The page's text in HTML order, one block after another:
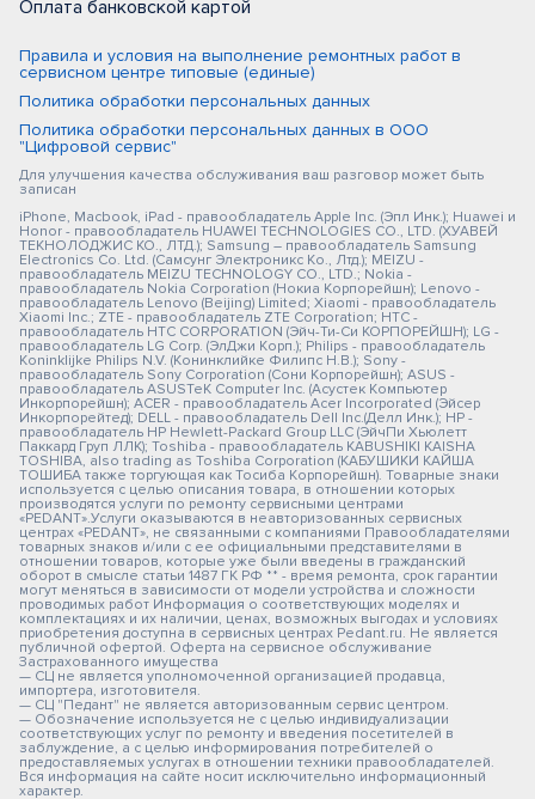
Оплата банковской картой
Правила и условия на выполнение ремонтных работ в
сервисном центре типовые (единые)
Политика обработки персональных данных
Политика обработки персональных данных в ООО
"Цифровой сервис"
Для улучшения качества обслуживания ваш разговор может быть
записан
iPhone, Macbook, iPad - правообладатель Apple Inc. (Эпл Инк.); Huawei и
Honor - правообладатель HUAWEI TECHNOLOGIES CO., LTD. (ХУАВЕЙ
ТЕКНОЛОДЖИС КО., ЛТД.); Samsung – правообладатель Samsung
Electronics Co. Ltd. (Самсунг Электроникс Ко., Лтд.); MEIZU -
правообладатель MEIZU TECHNOLOGY CO., LTD.; Nokia -
правообладатель Nokia Corporation (Нокиа Корпорейшн); Lenovo -
правообладатель Lenovo (Beijing) Limited; Xiaomi - правообладатель
Xiaomi Inc.; ZTE - правообладатель ZTE Corporation; HTC -
правообладатель HTC CORPORATION (Эйч-Ти-Си КОРПОРЕЙШН); LG -
правообладатель LG Corp. (ЭлДжи Корп.); Philips - правообладатель
Koninklijke Philips N.V. (Конинклийке Филипс Н.В.); Sony -
правообладатель Sony Corporation (Сони Корпорейшн); ASUS -
правообладатель ASUSTeK Computer Inc. (Асустек Компьютер
Инкорпорейшн); ACER - правообладатель Acer Incorporated (Эйсер
Инкорпорейтед); DELL - правообладатель Dell Inc.(Делл Инк.); HP -
правообладатель HP Hewlett-Packard Group LLC (ЭйчПи Хьюлетт
Паккард Груп ЛЛК); Toshiba - правообладатель KABUSHIKI KAISHA
TOSHIBA, also trading as Toshiba Corporation (КАБУШИКИ КАЙША
ТОШИБА также торгующая как Тосиба Корпорейшн). Товарные знаки
используется с целью описания товара, в отношении которых
производятся услуги по ремонту сервисными центрами
«PEDANT».Услуги оказываются в неавторизованных сервисных
центрах «PEDANT», не связанными с компаниями Правообладателями
товарных знаков и/или с ее официальными представителями в
отношении товаров, которые уже были введены в гражданский
оборот в смысле статьи 1487 ГК РФ ** - время ремонта, срок гарантии
могут меняться в зависимости от модели устройства и сложности
проводимых работ Информация о соответствующих моделях и
комплектациях и их наличии, ценах, возможных выгодах и условиях
приобретения доступна в сервисных центрах Pedant.ru. Не является
публичной офертой. Оферта на сервисное обслуживание
Застрахованного имущества
— СЦ не является уполномоченной организацией продавца,
импортера, изготовителя.
— СЦ "Педант" не является авторизованным сервис центром.
— Обозначение используется не с целью индивидуализации
соответствующих услуг по ремонту и введения посетителей в
заблуждение, а с целью информирования потребителей о
предоставляемых услугах в отношении техники правообладателей.
Вся информация на сайте носит исключительно информационный
характер.